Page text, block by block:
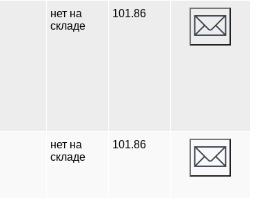
нет на
складе
101.86
нет на
складе
101.86